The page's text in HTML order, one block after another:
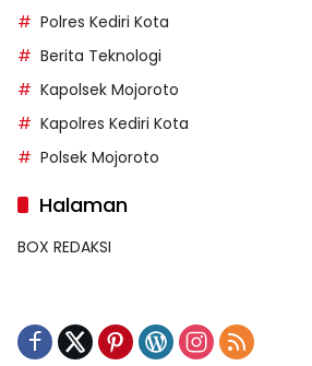
Polres Kediri Kota
Berita Teknologi
Kapolsek Mojoroto
Kapolres Kediri Kota
Polsek Mojoroto
Halaman
BOX REDAKSI